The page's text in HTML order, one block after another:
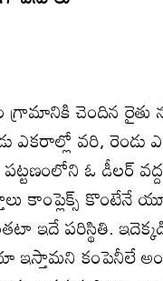
చెందిన రైతు
ఎకరాల్లో వరి, రెండు
ఓ డీలర్‌
కాంప్లెక్స్‌ కొంటేనే
ఇదే పరిస్థితి.
కంపెనీలే